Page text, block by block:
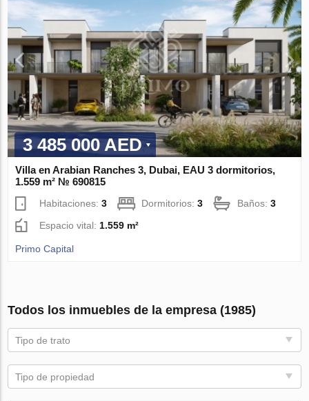
3 485 000 AED
Villa en Arabian Ranches 3, Dubai, EAU 3 dormitorios,
1.559 m² № 690815
Habitaciones:3 Dormitorios:3 Baños:3
Espacio vital: 1.559 m²
Primo Capital
Todos los inmuebles de la empresa (1985)
Tipo de trato
Tipo de propiedad